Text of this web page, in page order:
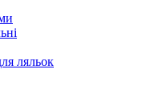
ляльок